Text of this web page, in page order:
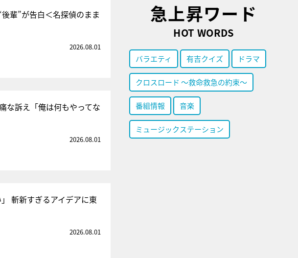
輩”が告白＜名探偵のまま
2026.08.01
な訴え「俺は何もやってな
2026.08.01
斬新すぎるアイデアに東
2026.08.01
急上昇ワード
HOT WORDS
バラエティ 有吉クイズ ドラマ
クロスロード ～救命救急の約束～
番組情報 音楽
ミュージックステーション